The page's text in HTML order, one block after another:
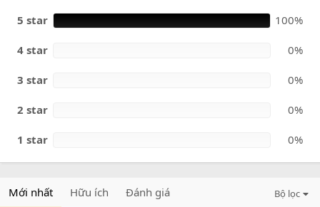
0
s
5 star 100%
4 star 0%
3 star 0%
2 star 0%
1 star 0%
Mới nhất Hữu ích Đánh giá Bộ lọc